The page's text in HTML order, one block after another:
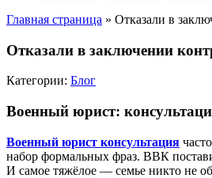
Главная страница » Отказали в
Отказали в заключении
Категории: Блог
Военный юрист:
Военный юрист консультация
набор формальных фраз. ВВК
И самое тяжёлое — семье никто не